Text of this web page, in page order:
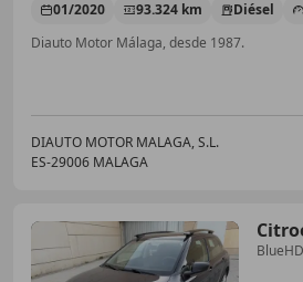
01/2020 93.324 km Diésel
Diauto Motor Málaga, desde 1987.
DIAUTO MOTOR MALAGA, S.L.
ES-29006 MALAGA